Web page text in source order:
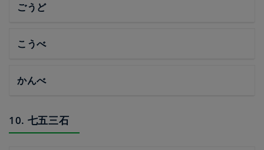
ごうど
こうべ
かんべ
10. 七五三石